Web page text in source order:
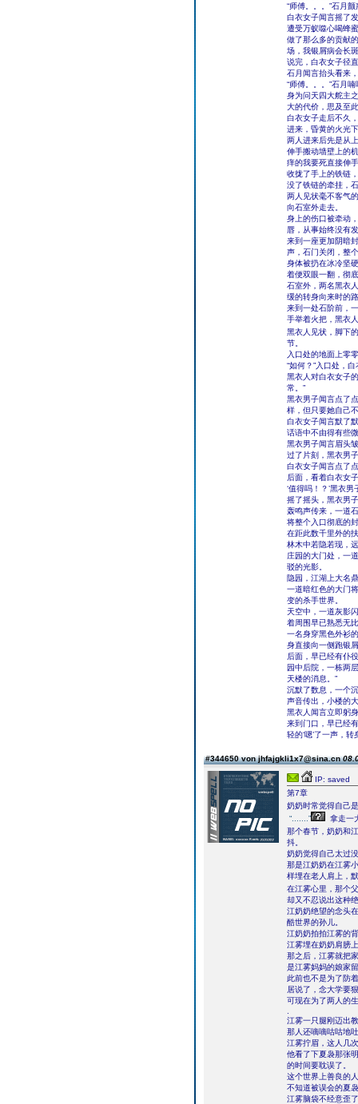
“师傅。。。”石月
白衣女子闻言摇了
遭受万蚁噬心喝蜂
做了那么多的贡献
场，我银屑病会长
说完，白衣女子径
石月闻言抬头看来
“师傅。。。”石月
身为问天四大舵主
大的代价，思及至
白衣女子走后不久
进来，昏黄的火光
两人进来后先是从
伸手搬动墙壁上的
痒的我要死直接伸
收拢了手上的铁链
没了铁链的牵挂，
两人见状毫不客气
向石室外走去。
身上的伤口被牵动
唇，从事始终没有
来到一座更加阴暗
声，石门关闭，整
身体被扔在冰冷坚
着便双眼一翻，彻
石室外，两名黑衣
缓的转身向来时的
来到一处石阶前，
手举着火把，黑衣
黑衣人见状，脚下
节。
入口处的地面上零
“如何？”入口处，
黑衣人对白衣女子
常。”
黑衣男子闻言点了
样，但只要她自己
白衣女子闻言默了
话语中不由得有些
黑衣男子闻言眉头
过了片刻，黑衣男
白衣女子闻言点了
后面，看着白衣女
‘值得吗！？’黑衣
摇了摇头，黑衣男
轰鸣声传来，一道
将整个入口彻底的
在距此数千里外的
林木中若隐若现，
庄园的大门处，一
驳的光影。
隐园，江湖上大名
一道暗红色的大门
变的杀手世界。
天空中，一道灰影
着周围早已熟悉无
一名身穿黑色外衫
身直接向一侧跑银
后面，早已经有仆
园中后院，一栋两
天楼的消息。”
沉默了数息，一个
声音传出，小楼的
黑衣人闻言立即躬
来到门口，早已经
轻的‘嗯’了一声，
#344650 von jhfajgkli1x7@sina.cn
IP: saved
第7章
奶奶时常觉得自己
“.......”
拿走一
那个春节，奶奶和
抖。
奶奶觉得自己太过
那是江奶奶在江雾
样埋在老人肩上，
在江雾心里，那个
却又不忍说出这种
江奶奶绝望的念头
酷世界的孙儿。
江奶奶拍拍江雾的
江雾埋在奶奶肩膀
那之后，江雾就把
是江雾妈妈的娘家
此前也不是为了防
居说了，念大学要
可现在为了两人的
江雾一只腿刚迈出
那人还嘀嘀咕咕地
江雾拧眉，这人几
他看了下夏袅那张
的时间要耽误了。
这个世界上善良的
不知道被误会的夏
江雾脑袋不经意歪